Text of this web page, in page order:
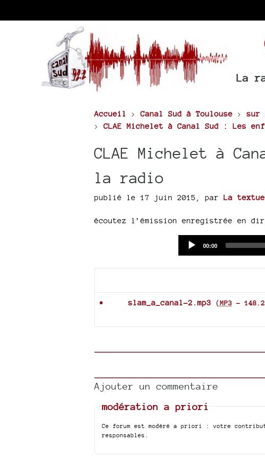
La
Accueil >Canal Sud à Toulouse > sur
>CLAE Michelet à Canal Sud : Les
CLAE Michelet à
la radio
publié le 17 juin 2015 par La
écoutez l’émission enregistrée en
Current
00:00
slam_a_canal-2.mp3 (MP3 -
Ajouter un commentaire
modération a priori
Ce forum est modéré a priori : votre
responsables.